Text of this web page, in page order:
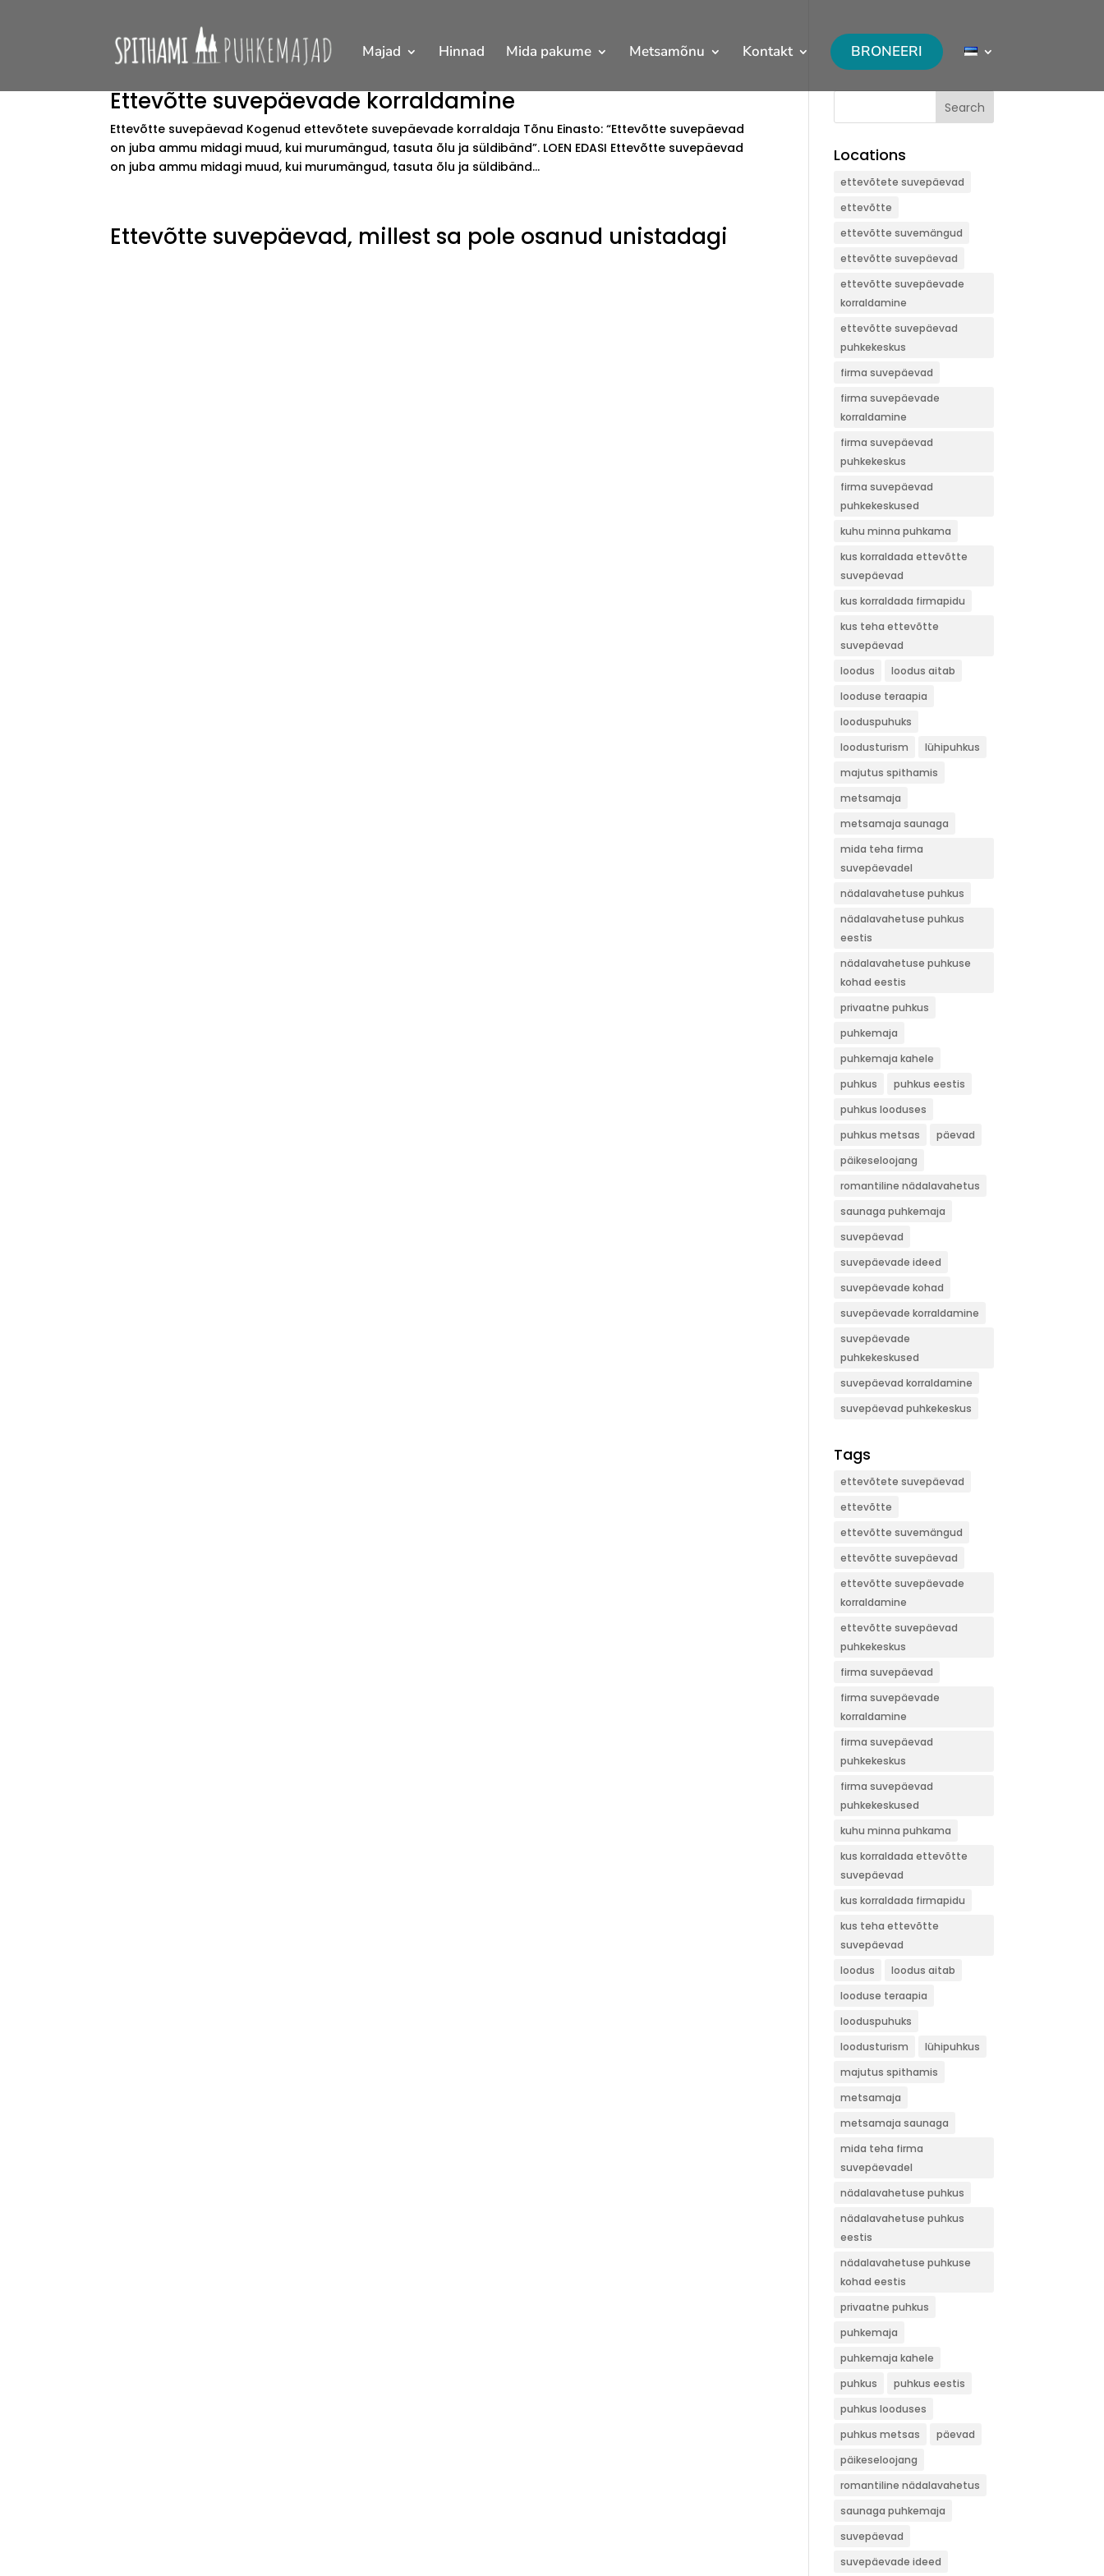
Majad Hinnad Mida pakume Metsamõnu Kontakt BRONEERI
Ettevõtte suvepäevade korraldamine
Ettevõtte suvepäevad Kogenud ettevõtete suvepäevade korraldaja Tõnu Einasto: “Ettevõtte suvepäevad
on juba ammu midagi muud, kui murumängud, tasuta õlu ja süldibänd”. LOEN EDASI Ettevõtte suvepäevad
on juba ammu midagi muud, kui murumängud, tasuta õlu ja süldibänd...
Ettevõtte suvepäevad, millest sa pole osanud unistadagi
Search
Locations
ettevõtete suvepäevad
ettevõtte
ettevõtte suvemängud
ettevõtte suvepäevad
ettevõtte suvepäevade
korraldamine
ettevõtte suvepäevad
puhkekeskus
firma suvepäevad
firma suvepäevade
korraldamine
firma suvepäevad
puhkekeskus
firma suvepäevad
puhkekeskused
kuhu minna puhkama
kus korraldada ettevõtte
suvepäevad
kus korraldada firmapidu
kus teha ettevõtte
suvepäevad
loodus
loodus aitab
looduse teraapia
looduspuhuks
loodusturism
lühipuhkus
majutus spithamis
metsamaja
metsamaja saunaga
mida teha firma
suvepäevadel
nädalavahetuse puhkus
nädalavahetuse puhkus
eestis
nädalavahetuse puhkuse
kohad eestis
privaatne puhkus
puhkemaja
puhkemaja kahele
puhkus
puhkus eestis
puhkus looduses
puhkus metsas
päevad
päikeseloojang
romantiline nädalavahetus
saunaga puhkemaja
suvepäevad
suvepäevade ideed
suvepäevade kohad
suvepäevade korraldamine
suvepäevade
puhkekeskused
suvepäevad korraldamine
suvepäevad puhkekeskus
Tags
ettevõtete suvepäevad
ettevõtte
ettevõtte suvemängud
ettevõtte suvepäevad
ettevõtte suvepäevade
korraldamine
ettevõtte suvepäevad
puhkekeskus
firma suvepäevad
firma suvepäevade
korraldamine
firma suvepäevad
puhkekeskus
firma suvepäevad
puhkekeskused
kuhu minna puhkama
kus korraldada ettevõtte
suvepäevad
kus korraldada firmapidu
kus teha ettevõtte
suvepäevad
loodus
loodus aitab
looduse teraapia
looduspuhuks
loodusturism
lühipuhkus
majutus spithamis
metsamaja
metsamaja saunaga
mida teha firma
suvepäevadel
nädalavahetuse puhkus
nädalavahetuse puhkus
eestis
nädalavahetuse puhkuse
kohad eestis
privaatne puhkus
puhkemaja
puhkemaja kahele
puhkus
puhkus eestis
puhkus looduses
puhkus metsas
päevad
päikeseloojang
romantiline nädalavahetus
saunaga puhkemaja
suvepäevad
suvepäevade ideed